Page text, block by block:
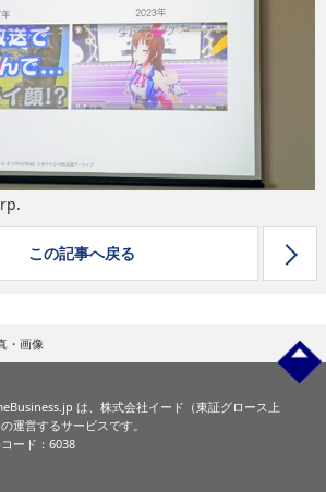
この記事へ戻る
・画像
は、株式会社イード（東証グロース上
運営するサービスです。
ード：6038